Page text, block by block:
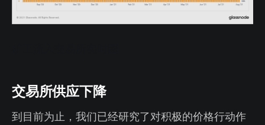
交易所供应下降
到目前为止，我们已经研究了对积极的价格行动作